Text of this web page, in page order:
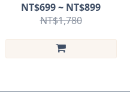
NT$699 ~ NT$899
NT$1,780